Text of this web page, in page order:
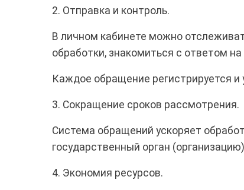
2. Отправка и контроль.
В личном кабинете можно
обработки, знакомиться с ответом
Каждое обращение регистрируется
3. Сокращение сроков рассмотрения.
Система обращений ускоряет
государственный орган
4. Экономия ресурсов.